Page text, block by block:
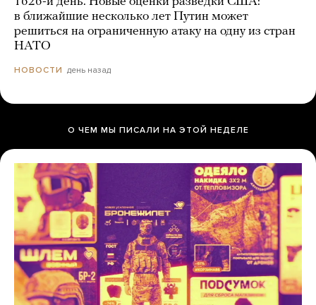
в ближайшие несколько лет Путин может
решиться на ограниченную атаку на одну из стран
НАТО
НОВОСТИ день назад
О ЧЕМ МЫ ПИСАЛИ НА ЭТОЙ НЕДЕЛЕ